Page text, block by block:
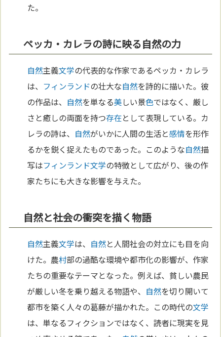
た。
ペッカ・カレラの詩に映る自然の力
自然主義文学の代表的な作家であるペッカ・カレラ
は、 フィンランドの壮大な自然を詩的に描いた。彼
の作品は、 自然を単なる美しい景色ではなく、厳し
さと癒しの両面を持つ存在として表現している。カ
レラの詩は、 自然がいかに人間の生活と感情を形作
るかを鋭く捉えたものであった。このような自然描
写はフィンランド文学の特徴として広がり、後の作
家たちにも大きな影響を与えた。
自然と社会の衝突を描く物語
自然主義文学は、 自然と人間社会の対立にも目を向
けた。農村部の過酷な環境や都市化の影響が、作家
たちの重要なテーマとなった。例えば、貧しい農民
が厳しい冬を乗り越える物語や、 自然を切り開いて
都市を築く人々の葛藤が描かれた。この時代の文学
は、単なるフィクションではなく、読者に現実を見